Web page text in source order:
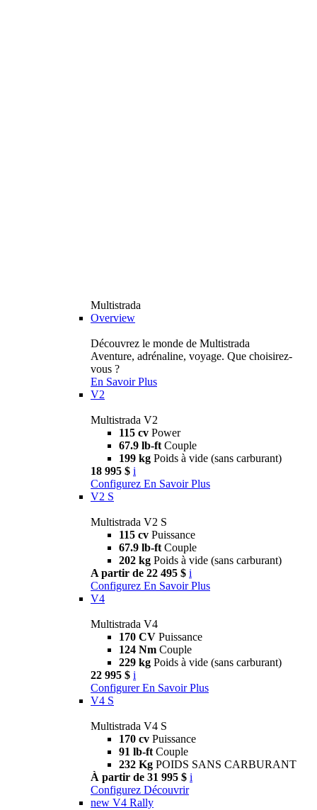
Multistrada
Overview
Découvrez le monde de Multistrada
Aventure, adrénaline, voyage. Que choisirez-
vous ?
En Savoir Plus
V2
Multistrada V2
115 cv Power
67.9 lb-ft Couple
199 kg Poids à vide (sans carburant)
18 995 $ i
Configurez En Savoir Plus
V2 S
Multistrada V2 S
115 cv Puissance
67.9 lb-ft Couple
202 kg Poids à vide (sans carburant)
A partir de 22 495 $ i
Configurez En Savoir Plus
V4
Multistrada V4
170 CV Puissance
124 Nm Couple
229 kg Poids à vide (sans carburant)
22 995 $ i
Configurer En Savoir Plus
V4 S
Multistrada V4 S
170 cv Puissance
91 lb-ft Couple
232 Kg POIDS SANS CARBURANT
À partir de 31 995 $ i
Configurez Découvrir
new V4 Rally